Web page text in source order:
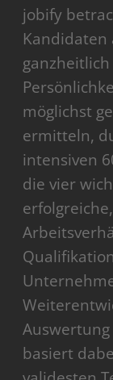
jobify
Kandidaten
möglichst
ermitteln,
intensiven
die vier
basiert